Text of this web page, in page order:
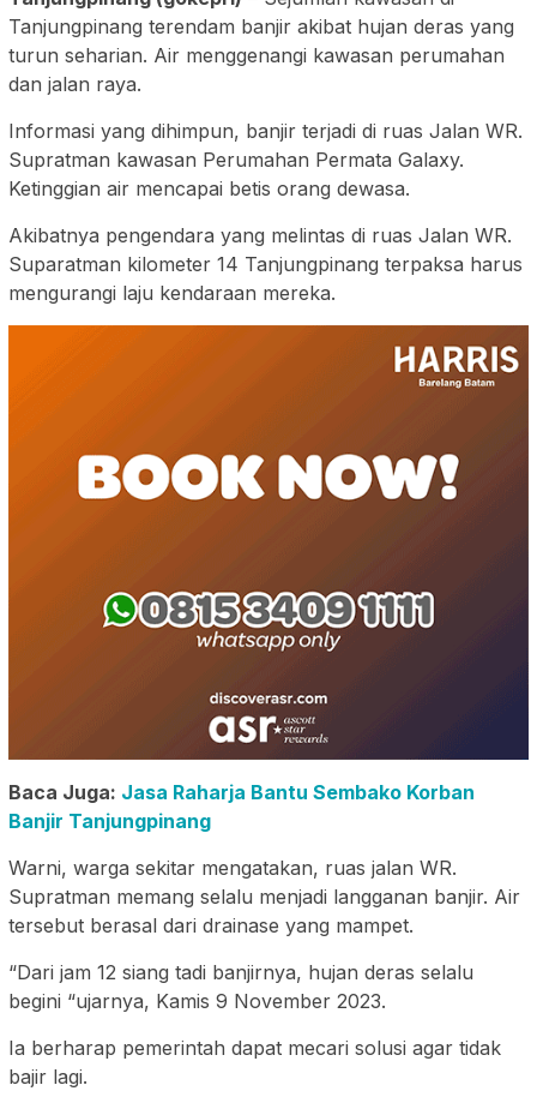
Tanjungpinang terendam banjir akibat hujan deras yang
turun seharian. Air menggenangi kawasan perumahan
dan jalan raya.
Informasi yang dihimpun, banjir terjadi di ruas Jalan WR.
Supratman kawasan Perumahan Permata Galaxy.
Ketinggian air mencapai betis orang dewasa.
Akibatnya pengendara yang melintas di ruas Jalan WR.
Suparatman kilometer 14 Tanjungpinang terpaksa harus
mengurangi laju kendaraan mereka.
Baca Juga: Jasa Raharja Bantu Sembako Korban
Banjir Tanjungpinang
Warni, warga sekitar mengatakan, ruas jalan WR.
Supratman memang selalu menjadi langganan banjir. Air
tersebut berasal dari drainase yang mampet.
“Dari jam 12 siang tadi banjirnya, hujan deras selalu
begini “ujarnya, Kamis 9 November 2023.
Ia berharap pemerintah dapat mecari solusi agar tidak
bajir lagi.